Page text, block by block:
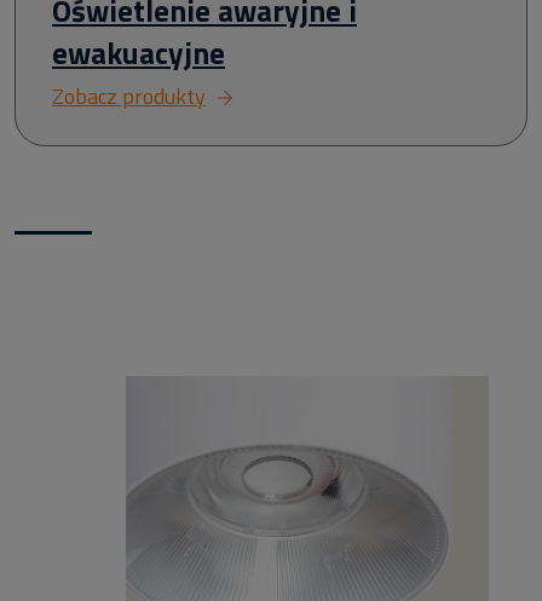
Oświetlenie awaryjne i
ewakuacyjne
Zobacz produkty